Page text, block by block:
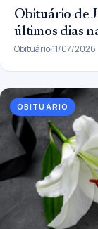
Obituário de
últimos dias
Obituário11/07/2026
OBITUÁRIO